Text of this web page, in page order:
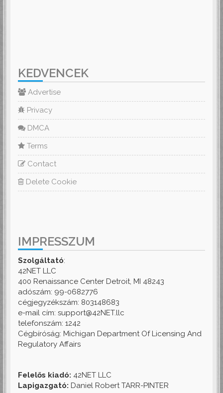
KEDVENCEK
Advertise
Privacy
DMCA
Terms
Contact
Delete Cookie
IMPRESSZUM
Szolgáltató:
42NET LLC
400 Renaissance Center Detroit, MI 48243
adószám: 99-0682776
cégjegyzékszám: 803148683
e-mail cím: support@42NET.llc
telefonszám: 1242
Cégbíróság: Michigan Department Of Licensing And
Regulatory Affairs
Felelős kiadó: 42NET LLC
Lapigazgató: Daniel Robert TARR-PINTER